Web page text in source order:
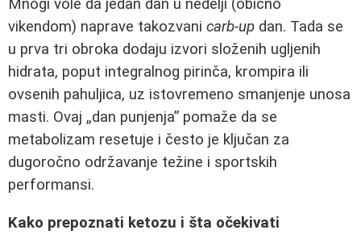
Mnogi vole da jedan dan u nedelji (obično
vikendom) naprave takozvani carb-up dan. Tada se
u prva tri obroka dodaju izvori složenih ugljenih
hidrata, poput integralnog pirinča, krompira ili
ovsenih pahuljica, uz istovremeno smanjenje unosa
masti. Ovaj „dan punjenja” pomaže da se
metabolizam resetuje i često je ključan za
dugoročno održavanje težine i sportskih
performansi.
Kako prepoznati ketozu i šta očekivati